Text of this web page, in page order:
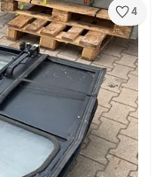
4